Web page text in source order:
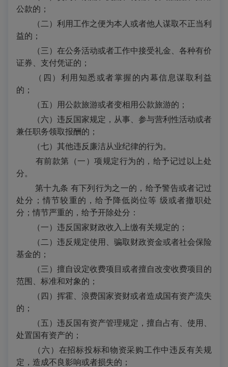
公款的；
（二）利用工作之便为本人或者他人谋取不正当利
益的；
（三）在公务活动或者工作中接受礼金、各种有价
证券、支付凭证的；
（四）利用知悉或者掌握的内幕信息谋取利益
的；
（五）用公款旅游或者变相用公款旅游的；
（六）违反国家规定，从事、参与营利性活动或者
兼任职务领取报酬的；
（七）其他违反廉洁从业纪律的行为。
有前款第（一）项规定行为的，给予记过以上处
分。
第十九条 有下列行为之一的，给予警告或者记过
处分；情节较重的，给予降低岗位等 级或者撤职处
分；情节严重的，给予开除处分：
（一）违反国家财政收入上缴有关规定的；
（二）违反规定使用、骗取财政资金或者社会保险
基金的；
（三）擅自设定收费项目或者擅自改变收费项目的
范围、标准和对象的；
（四）挥霍、浪费国家资财或者造成国有资产流失
的；
（五）违反国有资产管理规定，擅自占有、使用、
处置国有资产的；
（六）在招标投标和物资采购工作中违反有关规
定，造成不良影响或者损失的；